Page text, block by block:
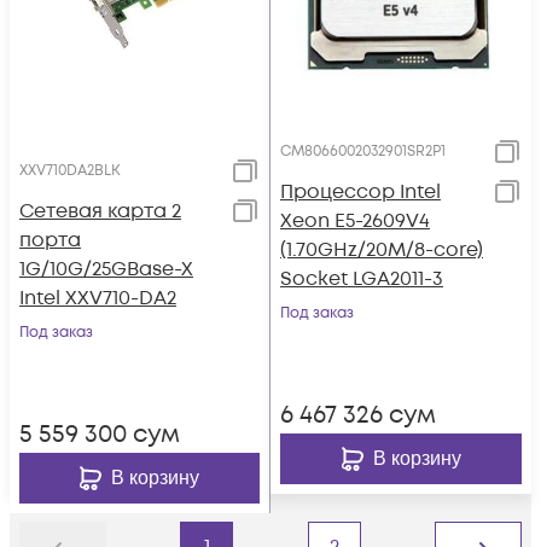
XXV710DA2BLK
Сетевая карта 2
порта
1G/10G/25GBase-X
Intel XXV710-DA2
Под заказ
5 559 300 сум
В корзину
CM8066002032901SR2P1
Процессор Intel
Xeon E5-2609V4
(1.70GHz/20M/8-core)
Socket LGA2011-3
Под заказ
6 467 326 сум
В корзину